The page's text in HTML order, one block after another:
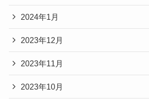
2024年1月
2023年12月
2023年11月
2023年10月